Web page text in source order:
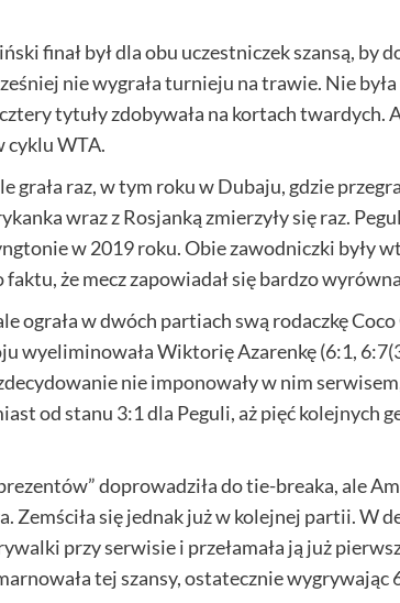
finał był dla obu uczestniczek szansą, by
nie wygrała turnieju na trawie. Nie
tytuły zdobywała na kortach twardych.
cyklu WTA.
grała raz, w tym roku w Dubaju, gdzie
wraz z Rosjanką zmierzyły się raz.
w 2019 roku. Obie zawodniczki były
faktu, że mecz zapowiadał się bardzo
ograła w dwóch partiach swą rodaczkę
wyeliminowała Wiktorię Azarenkę (6:1,
nie imponowały w nim
od stanu 3:1 dla Peguli, aż pięć kolejnych
doprowadziła do tie-breaka, ale
Zemściła się jednak już w kolejnej partii. W
przy serwisie i przełamała ją już
tej szansy, ostatecznie wygrywając